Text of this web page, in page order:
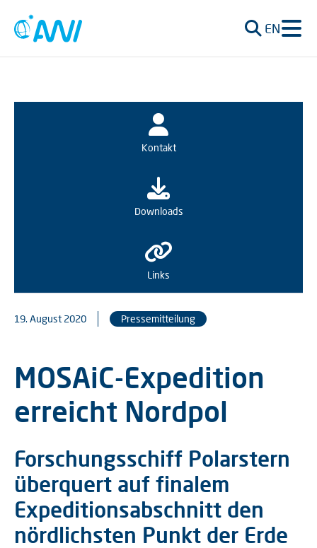
EN
Kontakt
Downloads
Links
19. August 2020 Pressemitteilung
MOSAiC-Expedition
erreicht Nordpol
Forschungsschiff Polarstern
überquert auf finalem
Expeditionsabschnitt den
nördlichsten Punkt der Erde